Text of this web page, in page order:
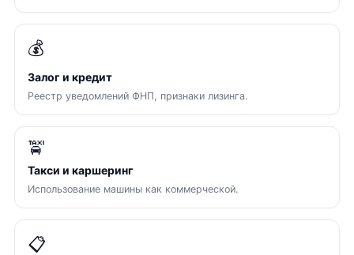
💰
Залог и кредит
Реестр уведомлений ФНП, признаки лизинга.
🚖
Такси и каршеринг
Использование машины как коммерческой.
📋